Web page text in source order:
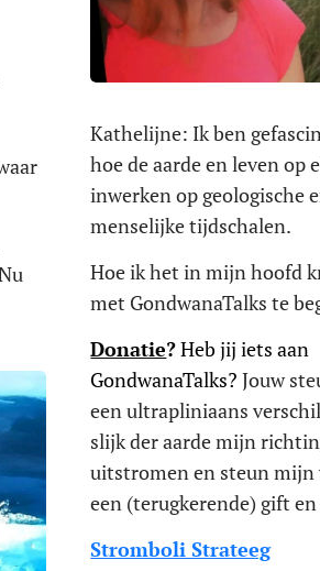
Kathelijne: Ik ben
hoe de aarde en leven op
inwerken op geologische
menselijke tijdschalen.
Hoe ik het in mijn hoofd
met GondwanaTalks te
Donatie?Heb jij iets aan
GondwanaTalks? Jouw
een ultrapliniaans
slijk der aarde mijn
uitstromen en steun mijn
een (terugkerende) gift
Stromboli Strateeg